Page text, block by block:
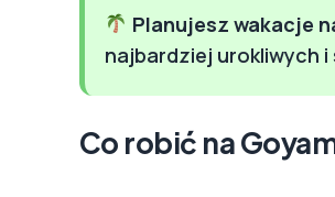
Planujesz wakacje
najbardziej urokliwych i
Co robić na